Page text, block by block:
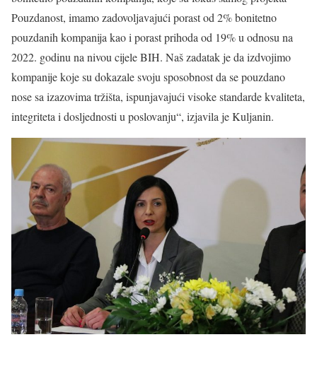
Pouzdanost, imamo zadovoljavajući porast od 2% bonitetno
pouzdanih kompanija kao i porast prihoda od 19% u odnosu na
2022. godinu na nivou cijele BIH. Naš zadatak je da izdvojimo
kompanije koje su dokazale svoju sposobnost da se pouzdano
nose sa izazovima tržišta, ispunjavajući visoke standarde kvaliteta,
integriteta i dosljednosti u poslovanju“, izjavila je Kuljanin.